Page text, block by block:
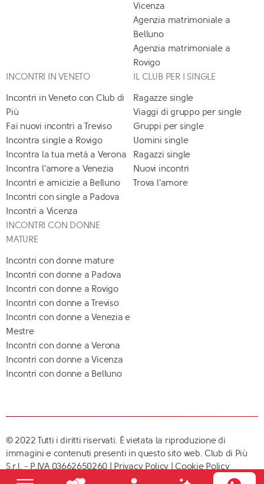
Vicenza
Agenzia matrimoniale a
Belluno
Agenzia matrimoniale a
Rovigo
INCONTRI IN VENETO
Incontri in Veneto con Club di
Più
Fai nuovi incontri a Treviso
Incontra single a Rovigo
Incontra la tua metà a Verona
Incontra l'amore a Venezia
Incontri e amicizie a Belluno
Incontri con single a Padova
Incontri a Vicenza
IL CLUB PER I SINGLE
Ragazze single
Viaggi di gruppo per single
Gruppi per single
Uomini single
Ragazzi single
Nuovi incontri
Trova l'amore
INCONTRI CON DONNE
MATURE
Incontri con donne mature
Incontri con donne a Padova
Incontri con donne a Rovigo
Incontri con donne a Treviso
Incontri con donne a Venezia e
Mestre
Incontri con donne a Verona
Incontri con donne a Vicenza
Incontri con donne a Belluno
© 2022 Tutti i diritti riservati. È vietata la riproduzione di
immagini e contenuti presenti in questo sito web. Club di Più
S.r.l. - P.IVA 03662650260 | Privacy Policy |Cookie Policy